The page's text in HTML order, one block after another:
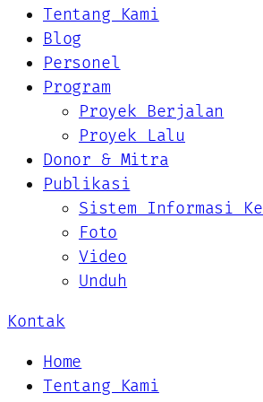
Tentang Kami
Blog
Personel
Program
Proyek Berjalan
Proyek Lalu
Donor & Mitra
Publikasi
Sistem Informasi
Foto
Video
Unduh
Kontak
Home
Tentang Kami